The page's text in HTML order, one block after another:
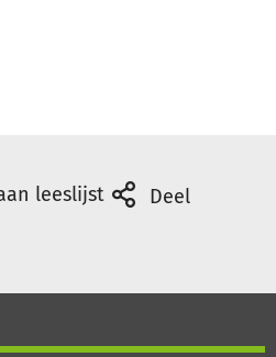
leeslijst Deel